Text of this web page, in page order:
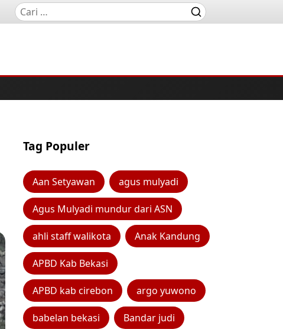
Tag Populer
Aan Setyawan agus mulyadi
Agus Mulyadi mundur dari ASN
ahli staff walikota Anak Kandung
APBD Kab Bekasi
APBD kab cirebon argo yuwono
babelan bekasi Bandar judi